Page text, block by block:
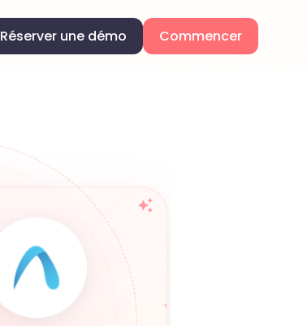
Réserver une démo Commencer